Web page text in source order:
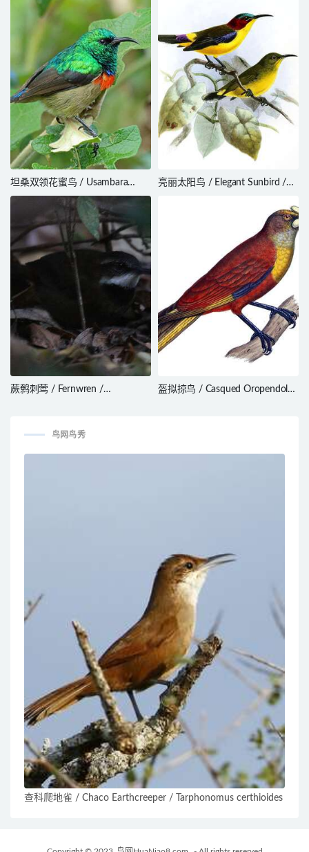
坦桑双领花蜜鸟 / Usambara
Double-collared Sunbird /
Cinnyris usambaricus
亮丽太阳鸟 / Elegant Sunbird /
蕨鹩刺莺 / Fernwren /
盔拟掠鸟 / Casqued Oropendola
鸟网鸟秀
查科爬地雀 / Chaco Earthcreeper / Tarphonomus certhioides